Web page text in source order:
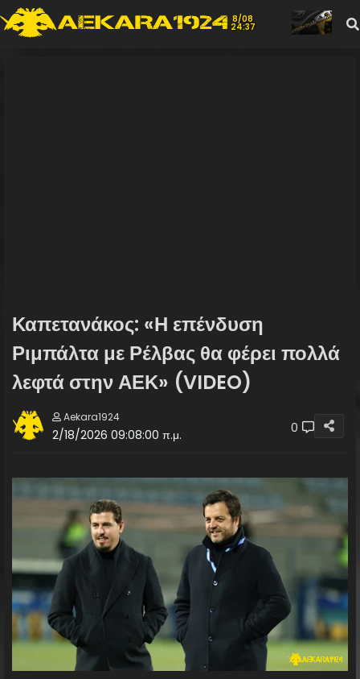
8/08
24:37
Καπετανάκος: «Η επένδυση
Ριμπάλτα με Ρέλβας θα φέρει πολλά
λεφτά στην ΑΕΚ» (VIDEO)
Aekara1924
2/18/2026 09:08:00 π.μ. 0